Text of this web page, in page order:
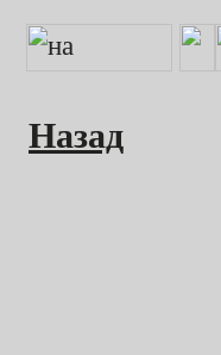
Назад